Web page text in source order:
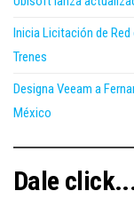
Inicia Licitación de
Trenes
Designa Veeam a
México
Dale